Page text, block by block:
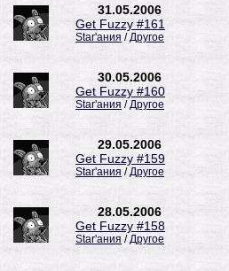
31.05.2006
Get Fuzzy #161
Star'ания /Другое
30.05.2006
Get Fuzzy #160
Star'ания /Другое
29.05.2006
Get Fuzzy #159
Star'ания /Другое
28.05.2006
Get Fuzzy #158
Star'ания /Другое